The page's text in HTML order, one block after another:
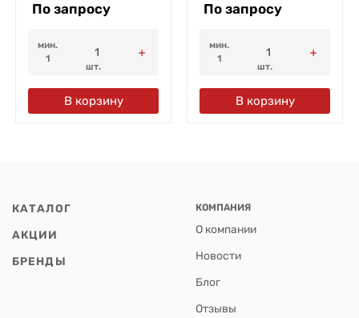
По запросу
мин.
1
шт.
В корзину
По запросу
мин.
1
шт.
В корзину
КАТАЛОГ
АКЦИИ
БРЕНДЫ
КОМПАНИЯ
О компании
Новости
Блог
Отзывы